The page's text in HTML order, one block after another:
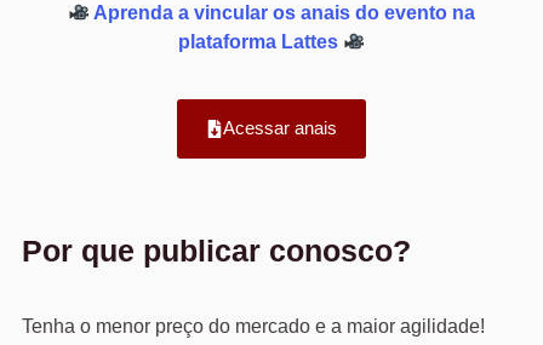
Aprenda a vincular os anais do evento na
plataforma Lattes
Acessar anais
Por que publicar conosco?
Tenha o menor preço do mercado e a maior agilidade!